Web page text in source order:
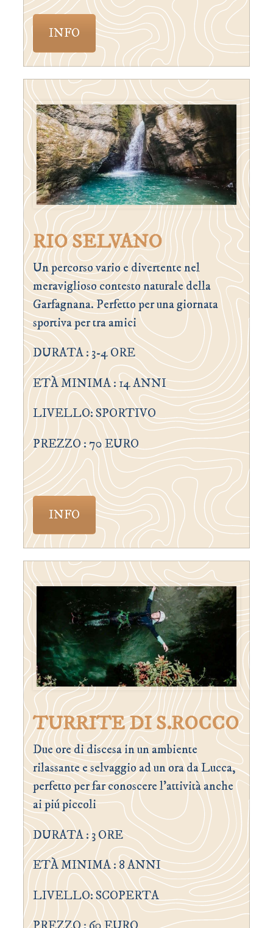
INFO
RIO SELVANO
Un percorso vario e divertente nel
meraviglioso contesto naturale della
Garfagnana. Perfetto per una giornata
sportiva per tra amici
DURATA : 3-4 ORE
ETÀ MINIMA : 14 ANNI
LIVELLO: SPORTIVO
PREZZO : 70 EURO
INFO
TURRITE DI S.ROCCO
Due ore di discesa in un ambiente
rilassante e selvaggio ad un ora da Lucca,
perfetto per far conoscere l’attività anche
ai piú piccoli
DURATA : 3 ORE
ETÀ MINIMA : 8 ANNI
LIVELLO: SCOPERTA